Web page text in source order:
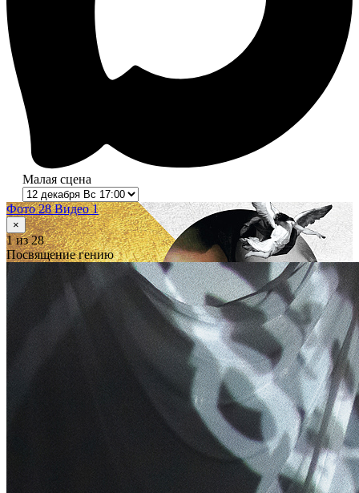
Малая сцена
Фото 28Видео 1
×
1из 28
Посвящение гению